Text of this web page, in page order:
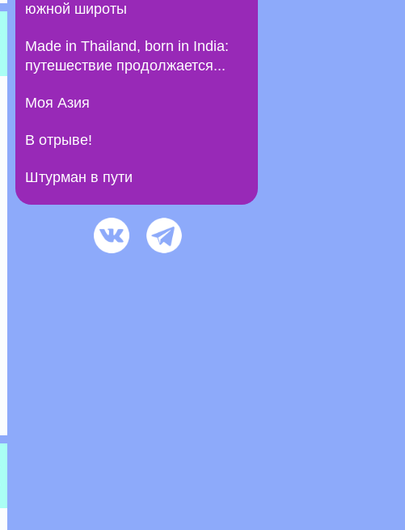
южной широты
Made in Thailand, born in India:
путешествие продолжается...
Моя Азия
В отрыве!
Штурман в пути